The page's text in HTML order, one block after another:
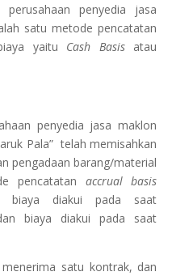
penyedia jasa
satu metode pencatatan
yaitu Cash Basisatau
penyedia jasa maklon
Pala” telah memisahkan
pengadaan barang/material
pencatatan accrual basis
biaya diakui pada saat
biaya diakui pada saat
satu kontrak, dan